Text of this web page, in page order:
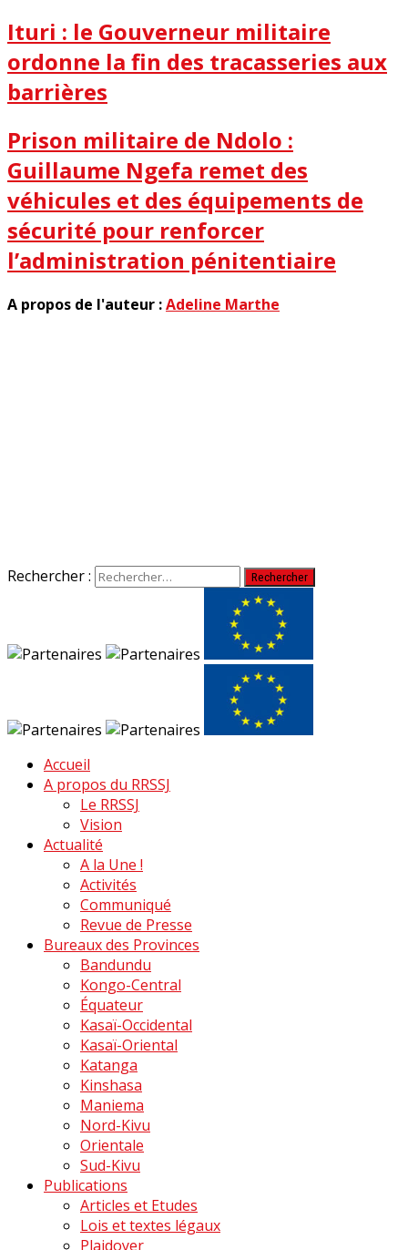
Ituri : le Gouverneur militaire
ordonne la fin des tracasseries aux
barrières
Prison militaire de Ndolo :
Guillaume Ngefa remet des
véhicules et des équipements de
sécurité pour renforcer
l’administration pénitentiaire
A propos de l'auteur :Adeline Marthe
Rechercher :
Accueil
A propos du RRSSJ
Le RRSSJ
Vision
Actualité
A la Une !
Activités
Communiqué
Revue de Presse
Bureaux des Provinces
Bandundu
Kongo-Central
Équateur
Kasaï-Occidental
Kasaï-Oriental
Katanga
Kinshasa
Maniema
Nord-Kivu
Orientale
Sud-Kivu
Publications
Articles et Etudes
Lois et textes légaux
Plaidoyer